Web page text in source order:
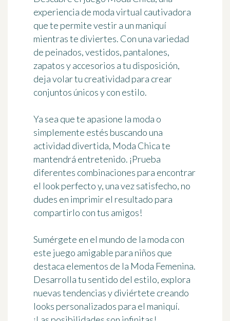
experiencia de moda virtual cautivadora
que te permite vestir a un maniquí
mientras te diviertes. Con una variedad
de peinados, vestidos, pantalones,
zapatos y accesorios a tu disposición,
deja volar tu creatividad para crear
conjuntos únicos y con estilo.
Ya sea que te apasione la moda o
simplemente estés buscando una
actividad divertida, Moda Chica te
mantendrá entretenido. ¡Prueba
diferentes combinaciones para encontrar
el look perfecto y, una vez satisfecho, no
dudes en imprimir el resultado para
compartirlo con tus amigos!
Sumérgete en el mundo de la moda con
este juego amigable para niños que
destaca elementos de la Moda Femenina.
Desarrolla tu sentido del estilo, explora
nuevas tendencias y diviértete creando
looks personalizados para el maniquí.